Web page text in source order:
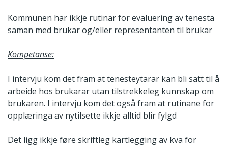
Kommunen har ikkje rutinar for evaluering av tenesta
saman med brukar og/eller representanten til brukar
Kompetanse:
I intervju kom det fram at tenesteytarar kan bli satt til å
arbeide hos brukarar utan tilstrekkeleg kunnskap om
brukaren. I intervju kom det også fram at rutinane for
opplæringa av nytilsette ikkje alltid blir fylgd
Det ligg ikkje føre skriftleg kartlegging av kva for